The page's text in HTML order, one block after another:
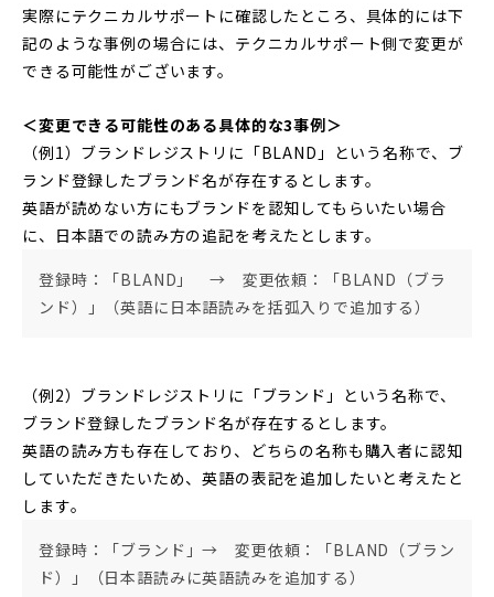
実際にテクニカルサポートに確認したところ、具体的には下
記のような事例の場合には、テクニカルサポート側で変更が
できる可能性がございます。
＜変更できる可能性のある具体的な3事例＞
（例1）ブランドレジストリに「BLAND」という名称で、ブ
ランド登録したブランド名が存在するとします。
英語が読めない方にもブランドを認知してもらいたい場合
に、日本語での読み方の追記を考えたとします。
登録時：「BLAND」 → 変更依頼：「BLAND（ブラ
ンド）」（英語に日本語読みを括弧入りで追加する）
（例2）ブランドレジストリに「ブランド」という名称で、
ブランド登録したブランド名が存在するとします。
英語の読み方も存在しており、どちらの名称も購入者に認知
していただきたいため、英語の表記を追加したいと考えたと
します。
登録時：「ブランド」→ 変更依頼：「BLAND（ブラン
ド）」（日本語読みに英語読みを追加する）